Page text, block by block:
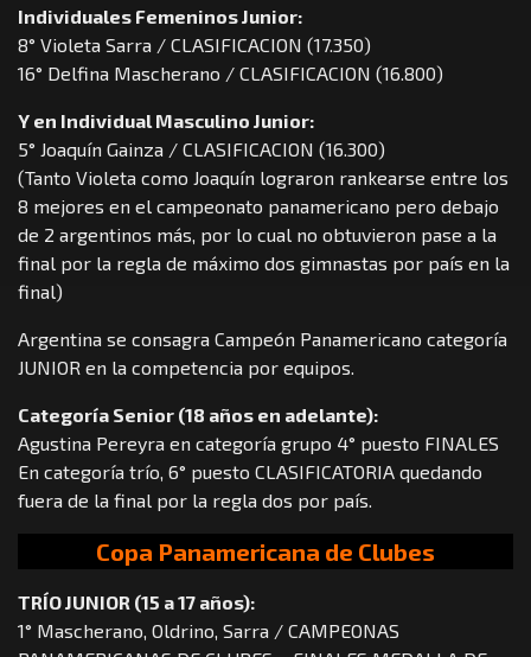
Individuales Femeninos Junior:
8° Violeta Sarra / CLASIFICACION (17.350)
16° Delfina Mascherano / CLASIFICACION (16.800)
Y en Individual Masculino Junior:
5° Joaquín Gainza / CLASIFICACION (16.300)
(Tanto Violeta como Joaquín lograron rankearse entre los
8 mejores en el campeonato panamericano pero debajo
de 2 argentinos más, por lo cual no obtuvieron pase a la
final por la regla de máximo dos gimnastas por país en la
final)
Argentina se consagra Campeón Panamericano categoría
JUNIOR en la competencia por equipos.
Categoría Senior (18 años en adelante):
Agustina Pereyra en categoría grupo 4° puesto FINALES
En categoría trío, 6° puesto CLASIFICATORIA quedando
fuera de la final por la regla dos por país.
Copa Panamericana de Clubes
TRÍO JUNIOR (15 a 17 años):
1° Mascherano, Oldrino, Sarra / CAMPEONAS